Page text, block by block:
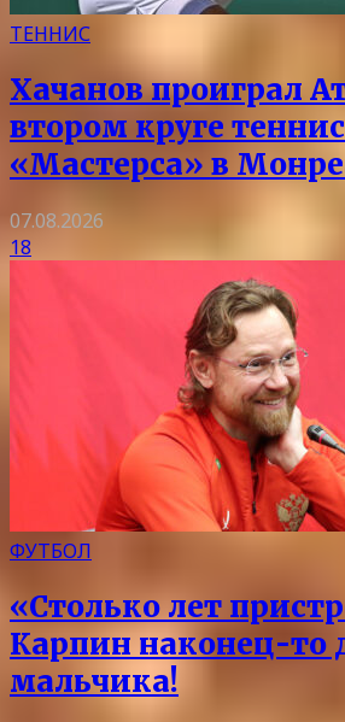
ТЕННИС
Хачанов проиграл
втором круге
«Мастерса» в
07.08.2026
18
ФУТБОЛ
«Столько лет
Карпин наконец-то
мальчика!